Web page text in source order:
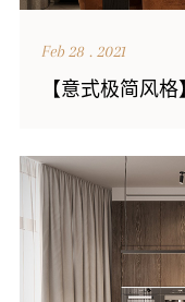
Feb 28 . 2021
【意式极简风